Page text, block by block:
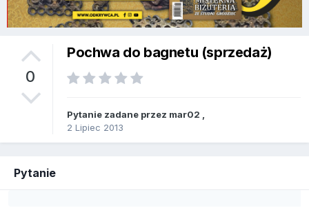
0
Pochwa do bagnetu (sprzedaż)
Pytanie zadane przez mar02
2 Lipiec 2013
Pytanie